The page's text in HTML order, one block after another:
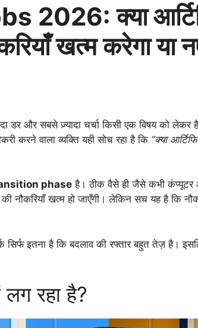
2026: क्या
खत्म करेगा या
और सबसे ज़्यादा चर्चा किसी एक विषय को लेकर
करने वाला व्यक्ति यही सोच रहा है कि “क्या
phase है। ठीक वैसे ही जैसे कभी कंप्यूटर
नौकरियाँ खत्म हो जाएँगी। लेकिन सच यह है कि
सिर्फ इतना है कि बदलाव की रफ्तार बहुत तेज़ है।
रहा है?